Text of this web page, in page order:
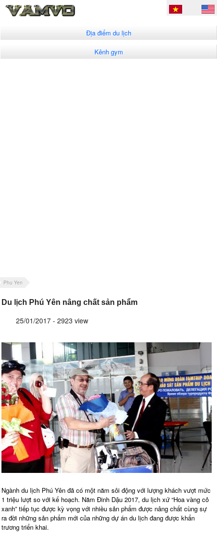
Địa điểm du lịch
Kênh gym
Phu Yen
Du lịch Phú Yên nâng chất sản phẩm
25/01/2017 - 2923 view
Ngành du lịch Phú Yên đã có một năm sôi động với lượng khách vượt mức
1 triệu lượt so với kế hoạch. Năm Đinh Dậu 2017, du lịch xứ “Hoa vàng cỏ
xanh” tiếp tục được kỳ vọng với nhiều sản phẩm được nâng chất cùng sự
ra đời những sản phẩm mới của những dự án du lịch đang được khẩn
trương triển khai.